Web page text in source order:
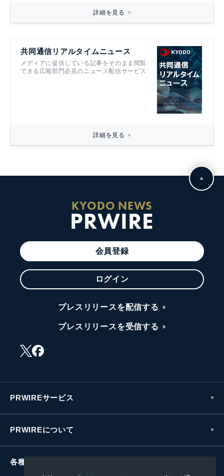
詳細を見る
共同通信リアルタイムニュース
メディアに提供している記事をそのまま閲覧
できる広報部門必見のニュース配信サービス
詳細を見る
KYODO NEWS
PRWIRE
会員登録
ログイン
プレスリリースを配信する
プレスリリースを受信する
PRWIREサービス
PRWIREについて
各種お問い合わせ